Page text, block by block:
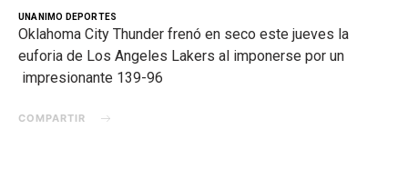
UNANIMO DEPORTES
Oklahoma City Thunder frenó en seco este jueves la
euforia de Los Angeles Lakers al imponerse por un
impresionante 139-96
COMPARTIR